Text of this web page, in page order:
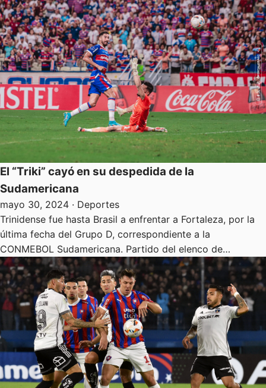
El “Triki” cayó en su despedida de la
Sudamericana
mayo 30, 2024 · Deportes
Trinidense fue hasta Brasil a enfrentar a Fortaleza, por la
última fecha del Grupo D, correspondiente a la
CONMEBOL Sudamericana. Partido del elenco de…